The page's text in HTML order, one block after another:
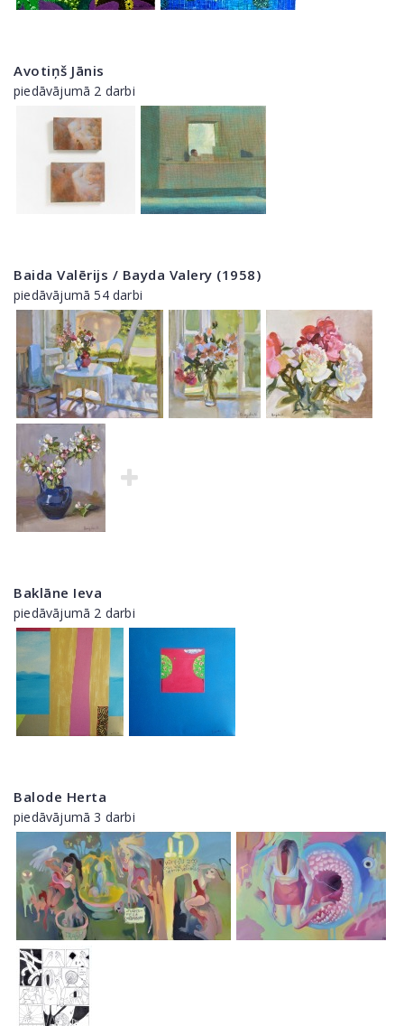
Avotiņš Jānis
piedāvājumā 2 darbi
Baida Valērijs / Bayda Valery (1958)
piedāvājumā 54 darbi
Baklāne Ieva
piedāvājumā 2 darbi
Balode Herta
piedāvājumā 3 darbi